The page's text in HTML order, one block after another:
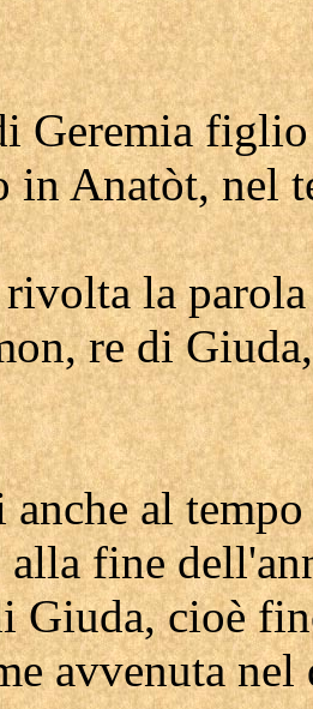
Geremia
in Anatòt, nel
la
re di
anche al
fine
Giuda, cioè
avvenuta nel